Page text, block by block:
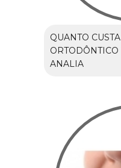
QUANTO
ANALIA